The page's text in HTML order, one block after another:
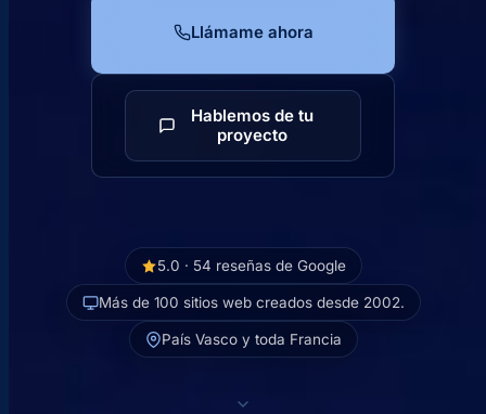
Llámame ahora
Hablemos de tu
proyecto
5.0 · 54 reseñas de Google
Más de 100 sitios web creados desde 2002.
País Vasco y toda Francia